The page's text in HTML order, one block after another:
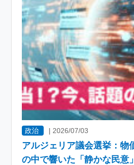
政治 | 2026/07/03
アルジェリア議会選挙：物
の中で響いた「静かな民意」